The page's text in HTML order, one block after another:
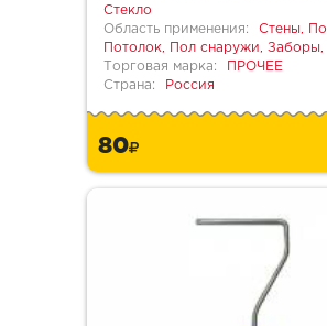
Стекло
Область применения:
Стены,
Потолок, Пол снаружи, Заборы,
Торговая марка:
ПРОЧЕЕ
Страна:
Россия
80